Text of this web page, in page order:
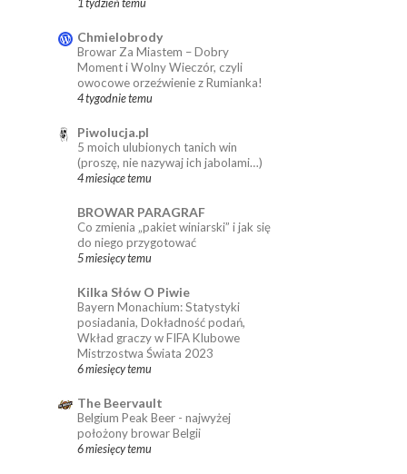
1 tydzień temu
Chmielobrody
Browar Za Miastem – Dobry
Moment i Wolny Wieczór, czyli
owocowe orzeźwienie z Rumianka!
4 tygodnie temu
Piwolucja.pl
5 moich ulubionych tanich win
(proszę, nie nazywaj ich jabolami…)
4 miesiące temu
BROWAR PARAGRAF
Co zmienia „pakiet winiarski” i jak się
do niego przygotować
5 miesięcy temu
Kilka Słów O Piwie
Bayern Monachium: Statystyki
posiadania, Dokładność podań,
Wkład graczy w FIFA Klubowe
Mistrzostwa Świata 2023
6 miesięcy temu
The Beervault
Belgium Peak Beer - najwyżej
położony browar Belgii
6 miesięcy temu